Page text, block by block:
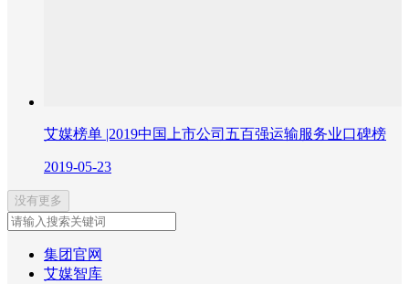
艾媒榜单 |2019中国上市公司五百强运输服务业口碑榜
2019-05-23
没有更多
集团官网
艾媒智库